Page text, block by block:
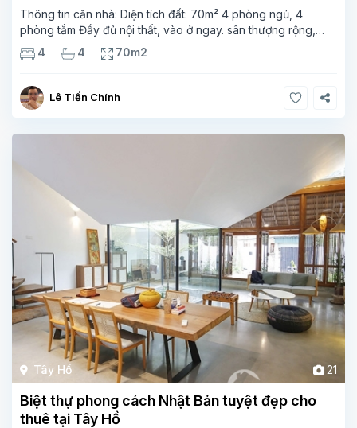
Thông tin căn nhà: Diện tích đất: 70m² 4 phòng ngủ, 4
phòng tắm Đầy đủ nội thất, vào ở ngay. sân thượng rộng,
thoáng mát Nằm trên đường Tây Hồ, gần các trường học,
mẫu giáo, nhà hàng Ngôi nhà rất phù hợp cho gia
4 4 70m2
Lê Tiến Chính
Tây Hồ 21
Biệt thự phong cách Nhật Bản tuyệt đẹp cho
thuê tại Tây Hồ